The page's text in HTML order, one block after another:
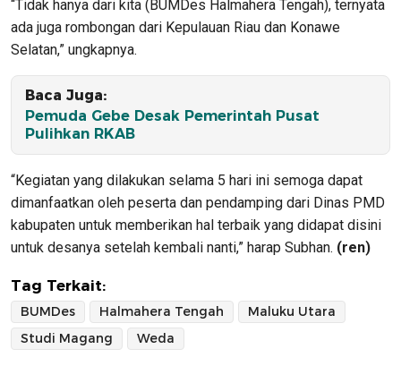
“Tidak hanya dari kita (BUMDes Halmahera Tengah), ternyata
ada juga rombongan dari Kepulauan Riau dan Konawe
Selatan,” ungkapnya.
Baca Juga:
Pemuda Gebe Desak Pemerintah Pusat
Pulihkan RKAB
“Kegiatan yang dilakukan selama 5 hari ini semoga dapat
dimanfaatkan oleh peserta dan pendamping dari Dinas PMD
kabupaten untuk memberikan hal terbaik yang didapat disini
untuk desanya setelah kembali nanti,” harap Subhan. (ren)
Tag Terkait:
BUMDes Halmahera Tengah
Maluku Utara
Studi Magang
Weda